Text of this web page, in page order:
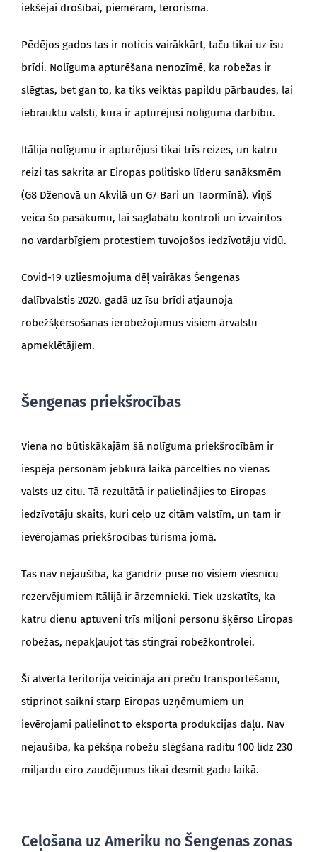
iekšējai drošībai, piemēram, terorisma.
Pēdējos gados tas ir noticis vairākkārt, taču tikai uz īsu
brīdi. Nolīguma apturēšana nenozīmē, ka robežas ir
slēgtas, bet gan to, ka tiks veiktas papildu pārbaudes, lai
iebrauktu valstī, kura ir apturējusi nolīguma darbību.
Itālija nolīgumu ir apturējusi tikai trīs reizes, un katru
reizi tas sakrita ar Eiropas politisko līderu sanāksmēm
(G8 Dženovā un Akvilā un G7 Bari un Taormīnā). Viņš
veica šo pasākumu, lai saglabātu kontroli un izvairītos
no vardarbīgiem protestiem tuvojošos iedzīvotāju vidū.
Covid-19 uzliesmojuma dēļ vairākas Šengenas
dalībvalstis 2020. gadā uz īsu brīdi atjaunoja
robežšķērsošanas ierobežojumus visiem ārvalstu
apmeklētājiem.
Šengenas priekšrocības
Viena no būtiskākajām šā nolīguma priekšrocībām ir
iespēja personām jebkurā laikā pārcelties no vienas
valsts uz citu. Tā rezultātā ir palielinājies to Eiropas
iedzīvotāju skaits, kuri ceļo uz citām valstīm, un tam ir
ievērojamas priekšrocības tūrisma jomā.
Tas nav nejaušība, ka gandrīz puse no visiem viesnīcu
rezervējumiem Itālijā ir ārzemnieki. Tiek uzskatīts, ka
katru dienu aptuveni trīs miljoni personu šķērso Eiropas
robežas, nepakļaujot tās stingrai robežkontrolei.
Šī atvērtā teritorija veicināja arī preču transportēšanu,
stiprinot saikni starp Eiropas uzņēmumiem un
ievērojami palielinot to eksporta produkcijas daļu. Nav
nejaušība, ka pēkšņa robežu slēgšana radītu 100 līdz 230
miljardu eiro zaudējumus tikai desmit gadu laikā.
Ceļošana uz Ameriku no Šengenas zonas